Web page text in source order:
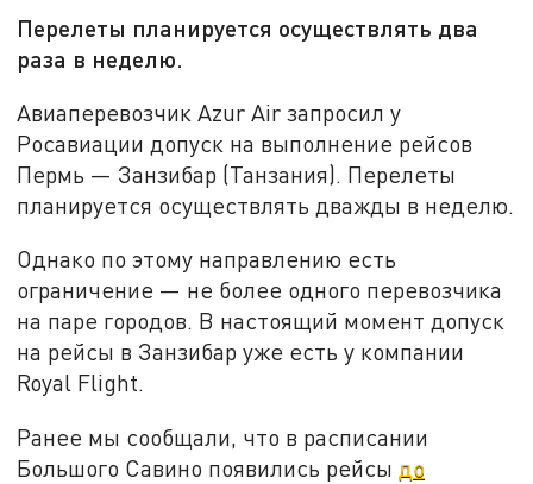
Перелеты планируется осуществлять два
раза в неделю.
Авиаперевозчик Azur Air запросил у
Росавиации допуск на выполнение рейсов
Пермь — Занзибар (Танзания). Перелеты
планируется осуществлять дважды в неделю.
Однако по этому направлению есть
ограничение — не более одного перевозчика
на паре городов. В настоящий момент допуск
на рейсы в Занзибар уже есть у компании
Royal Flight.
Ранее мы сообщали, что в расписании
Большого Савино появились рейсы до